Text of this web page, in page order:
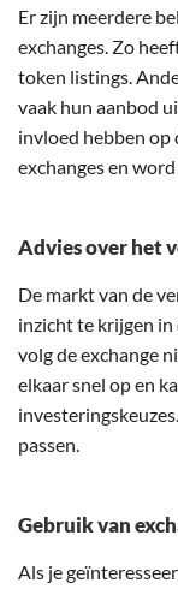
Er zijn meerdere
exchanges. Zo
token listings.
vaak hun aanbod
invloed hebben op
exchanges en
Advies over het
De markt van de
inzicht te krijgen
volg de exchange
elkaar snel op en
passen.
Gebruik van
Als je